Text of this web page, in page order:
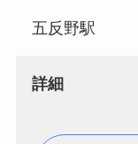
五反野駅
詳細